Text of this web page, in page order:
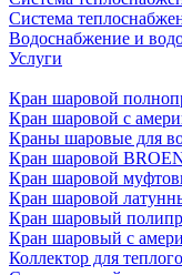
Система
Водоснабжение и
Услуги
Кран шаровой
Кран шаровой с
Краны шаровые для
Кран шаровой
Кран шаровой
Кран шаровой
Кран шаровый
Кран шаровый с
Коллектор для